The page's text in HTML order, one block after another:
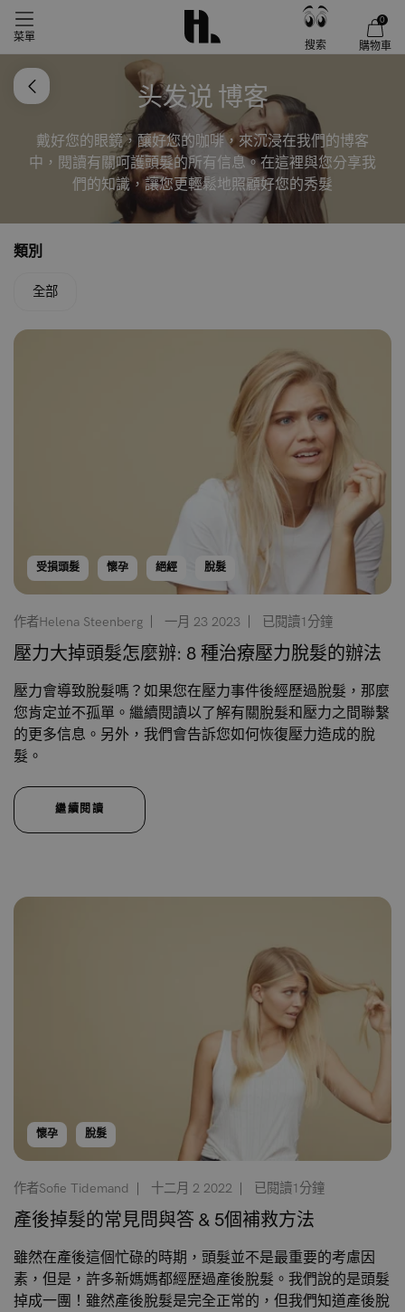
菜單
搜索
0
購物車
头发说 博客
戴好您的眼鏡，釀好您的咖啡，來沉浸在我們的博客
中，閱讀有關呵護頭髮的所有信息。在這裡與您分享我
們的知識，讓您更輕鬆地照顧好您的秀髮
類別
全部
受損頭髮 懷孕 絕經 脫髮
作者Helena Steenberg 一月 23 2023 已閱讀1分鐘
壓力大掉頭髮怎麼辦: 8 種治療壓力脫髮的辦法
壓力會導致脫髮嗎？如果您在壓力事件後經歷過脫髮，那麼
您肯定並不孤單。繼續閱讀以了解有關脫髮和壓力之間聯繫
的更多信息。另外，我們會告訴您如何恢復壓力造成的脫
髮。
繼續閱讀
懷孕 脫髮
作者Sofie Tidemand 十二月 2 2022 已閱讀1分鐘
產後掉髮的常見問與答 & 5個補救方法
雖然在產後這個忙碌的時期，頭髮並不是最重要的考慮因
素，但是，許多新媽媽都經歷過產後脫髮。我們說的是頭髮
掉成一團！雖然產後脫髮是完全正常的，但我們知道產後脫